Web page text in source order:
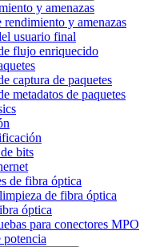
y amenazas
y amenazas
usuario final
flujo enriquecido
captura de paquetes
metadatos de paquetes
bits
de fibra óptica
de fibra óptica
óptica
para conectores MPO
potencia